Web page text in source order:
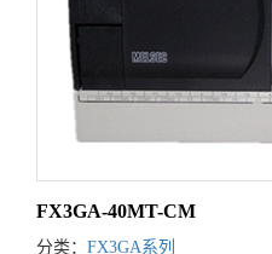
FX3GA-40MT-CM
分类： FX3GA系列